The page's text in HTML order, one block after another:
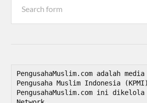
PengusahaMuslim.com adalah
Pengusaha Muslim Indonesia
PengusahaMuslim.com ini